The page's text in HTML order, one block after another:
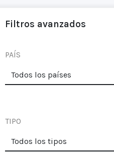
Filtros avanzados
PAÍS
TIPO